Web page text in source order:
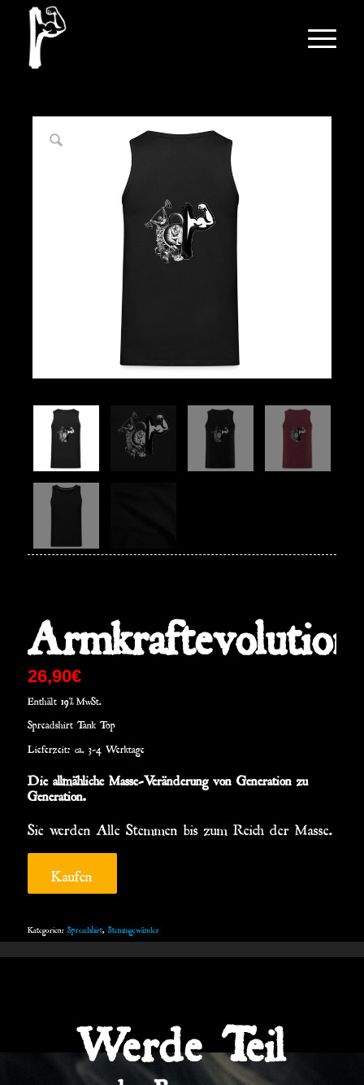
Armkraftevolution
26,90€
Enthält 19% MwSt.
Spreadshirt Tank Top
Lieferzeit: ca. 3-4 Werktage
Die allmähliche Masse-Veränderung von Generation zu
Generation.
Sie werden Alle Stemmen bis zum Reich der Masse.
Kaufen
Kategorien: Spreadshirt Stemmgewänder
Werde Teil